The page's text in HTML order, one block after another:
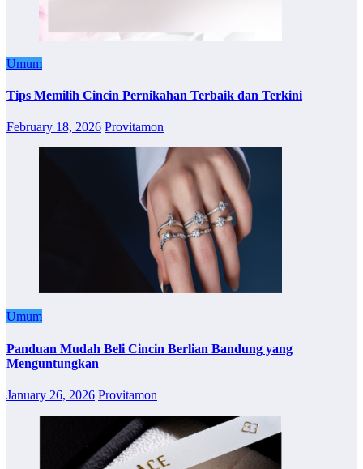
Umum
Tips Memilih Cincin Pernikahan Terbaik dan Terkini
February 18, 2026 Provitamon
Umum
Panduan Mudah Beli Cincin Berlian Bandung yang
Menguntungkan
January 26, 2026 Provitamon